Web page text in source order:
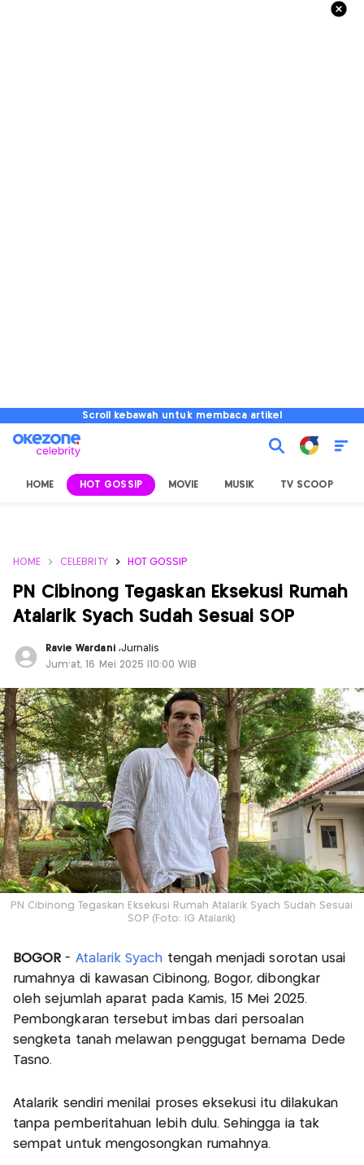
Scroll kebawah untuk membaca artikel
HOME HOT GOSSIP MOVIE MUSIK TV SCOOP
HOME CELEBRITY HOT GOSSIP
PN Cibinong Tegaskan Eksekusi Rumah
Atalarik Syach Sudah Sesuai SOP
Ravie Wardani ,Jurnalis
Jum'at, 16 Mei 2025 |10:00 WIB
PN Cibinong Tegaskan Eksekusi Rumah Atalarik Syach Sudah Sesuai
SOP (Foto: IG Atalarik)
BOGOR- Atalarik Syach tengah menjadi sorotan usai
rumahnya di kawasan Cibinong, Bogor, dibongkar
oleh sejumlah aparat pada Kamis, 15 Mei 2025.
Pembongkaran tersebut imbas dari persoalan
sengketa tanah melawan penggugat bernama Dede
Tasno.
Atalarik sendiri menilai proses eksekusi itu dilakukan
tanpa pemberitahuan lebih dulu. Sehingga ia tak
sempat untuk mengosongkan rumahnya.